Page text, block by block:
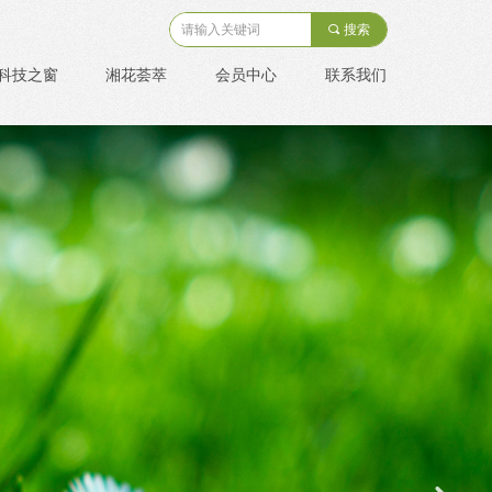
끠 搜索
技之窗 湘花荟萃 会员中心 联系我们